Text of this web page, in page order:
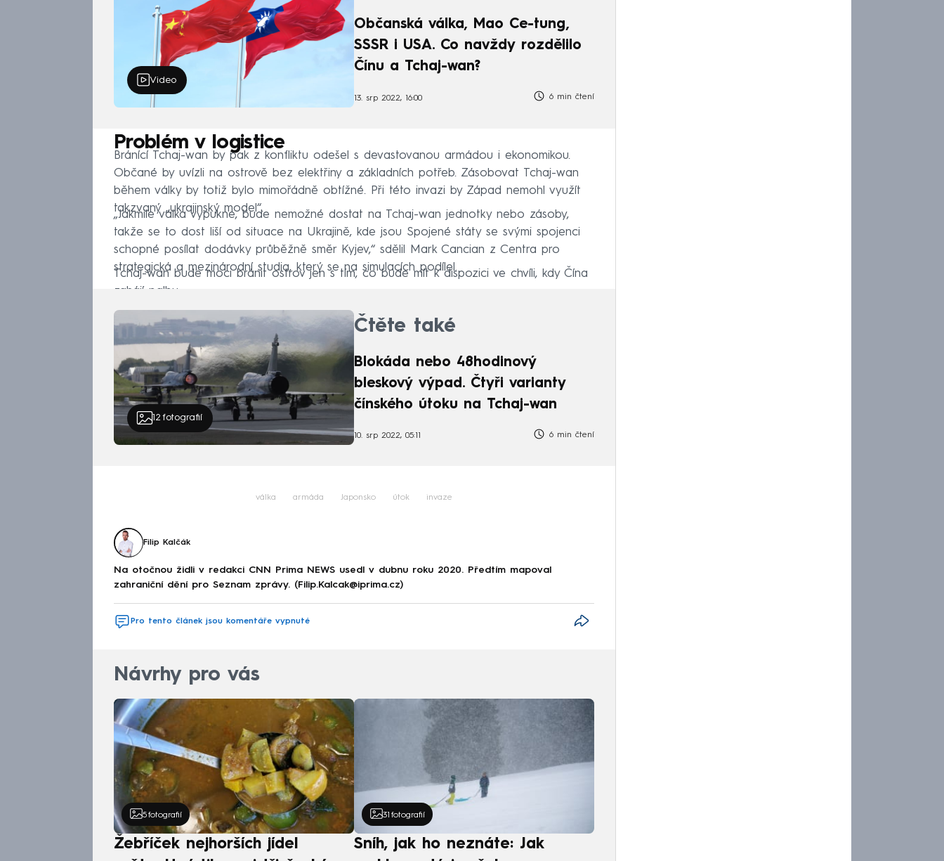
Video
Občanská válka, Mao Ce-tung,
SSSR i USA. Co navždy rozdělilo
Čínu a Tchaj-wan?
13. srp 2022, 16:00 6 min čtení
Problém v logistice
Bránící Tchaj-wan by pak z konfliktu odešel s devastovanou armádou i ekonomikou.
Občané by uvízli na ostrově bez elektřiny a základních potřeb. Zásobovat Tchaj-wan
během války by totiž bylo mimořádně obtížné. Při této invazi by Západ nemohl využít
takzvaný „ukrajinský model“.
„Jakmile válka vypukne, bude nemožné dostat na Tchaj-wan jednotky nebo zásoby,
takže se to dost liší od situace na Ukrajině, kde jsou Spojené státy se svými spojenci
schopné posílat dodávky průběžně směr Kyjev,“ sdělil Mark Cancian z Centra pro
strategická a mezinárodní studia, který se na simulacích podílel.
Tchaj-wan bude moci bránit ostrov jen s tím, co bude mít k dispozici ve chvíli, kdy Čína
zahájí palbu.
12fotografií
Čtěte také
Blokáda nebo 48hodinový
bleskový výpad. Čtyři varianty
čínského útoku na Tchaj-wan
10. srp 2022, 05:11 6 min čtení
válka armáda Japonsko útok invaze
Filip Kalčák
Na otočnou židli v redakci CNN Prima NEWS usedl v dubnu roku 2020. Předtím mapoval
zahraniční dění pro Seznam zprávy. (Filip.Kalcak@iprima.cz)
Pro tento článek jsou komentáře vypnuté
Návrhy pro vás
5 fotografií
Žebříček nejhorších jídel
31 fotografií
Sníh, jak ho neznáte: Jak